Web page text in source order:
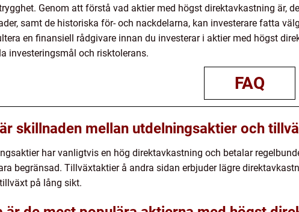
Genom att förstå vad aktier med högst direktavkastning är,
samt de historiska för- och nackdelarna, kan investerare fatta
en finansiell rådgivare innan du investerar i aktier med högst
investeringsmål och risktolerans.
FAQ
skillnaden mellan utdelningsaktier och
har vanligtvis en hög direktavkastning och betalar
begränsad. Tillväxtaktier å andra sidan erbjuder lägre
på lång sikt.